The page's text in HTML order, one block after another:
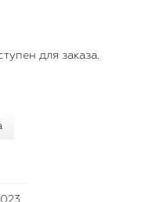
для заказа.